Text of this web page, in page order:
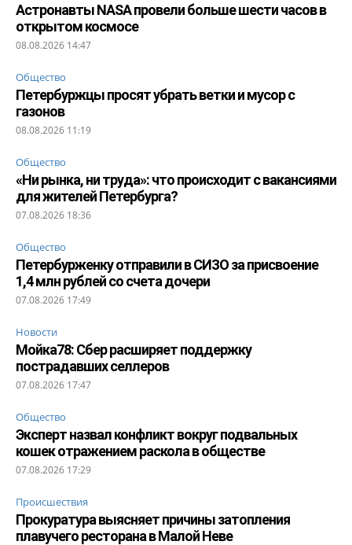
Астронавты NASA провели больше шести часов в
открытом космосе
08.08.2026 14:47
Общество
Петербуржцы просят убрать ветки и мусор с
газонов
08.08.2026 11:19
Общество
«Ни рынка, ни труда»: что происходит с вакансиями
для жителей Петербурга?
07.08.2026 18:36
Общество
Петербурженку отправили в СИЗО за присвоение
1,4 млн рублей со счета дочери
07.08.2026 17:49
Новости
Мойка78: Сбер расширяет поддержку
пострадавших селлеров
07.08.2026 17:47
Общество
Эксперт назвал конфликт вокруг подвальных
кошек отражением раскола в обществе
07.08.2026 17:29
Происшествия
Прокуратура выясняет причины затопления
плавучего ресторана в Малой Неве